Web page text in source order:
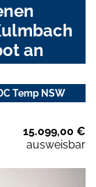
an
Temp NSW
15.099,00 €
ausweisbar